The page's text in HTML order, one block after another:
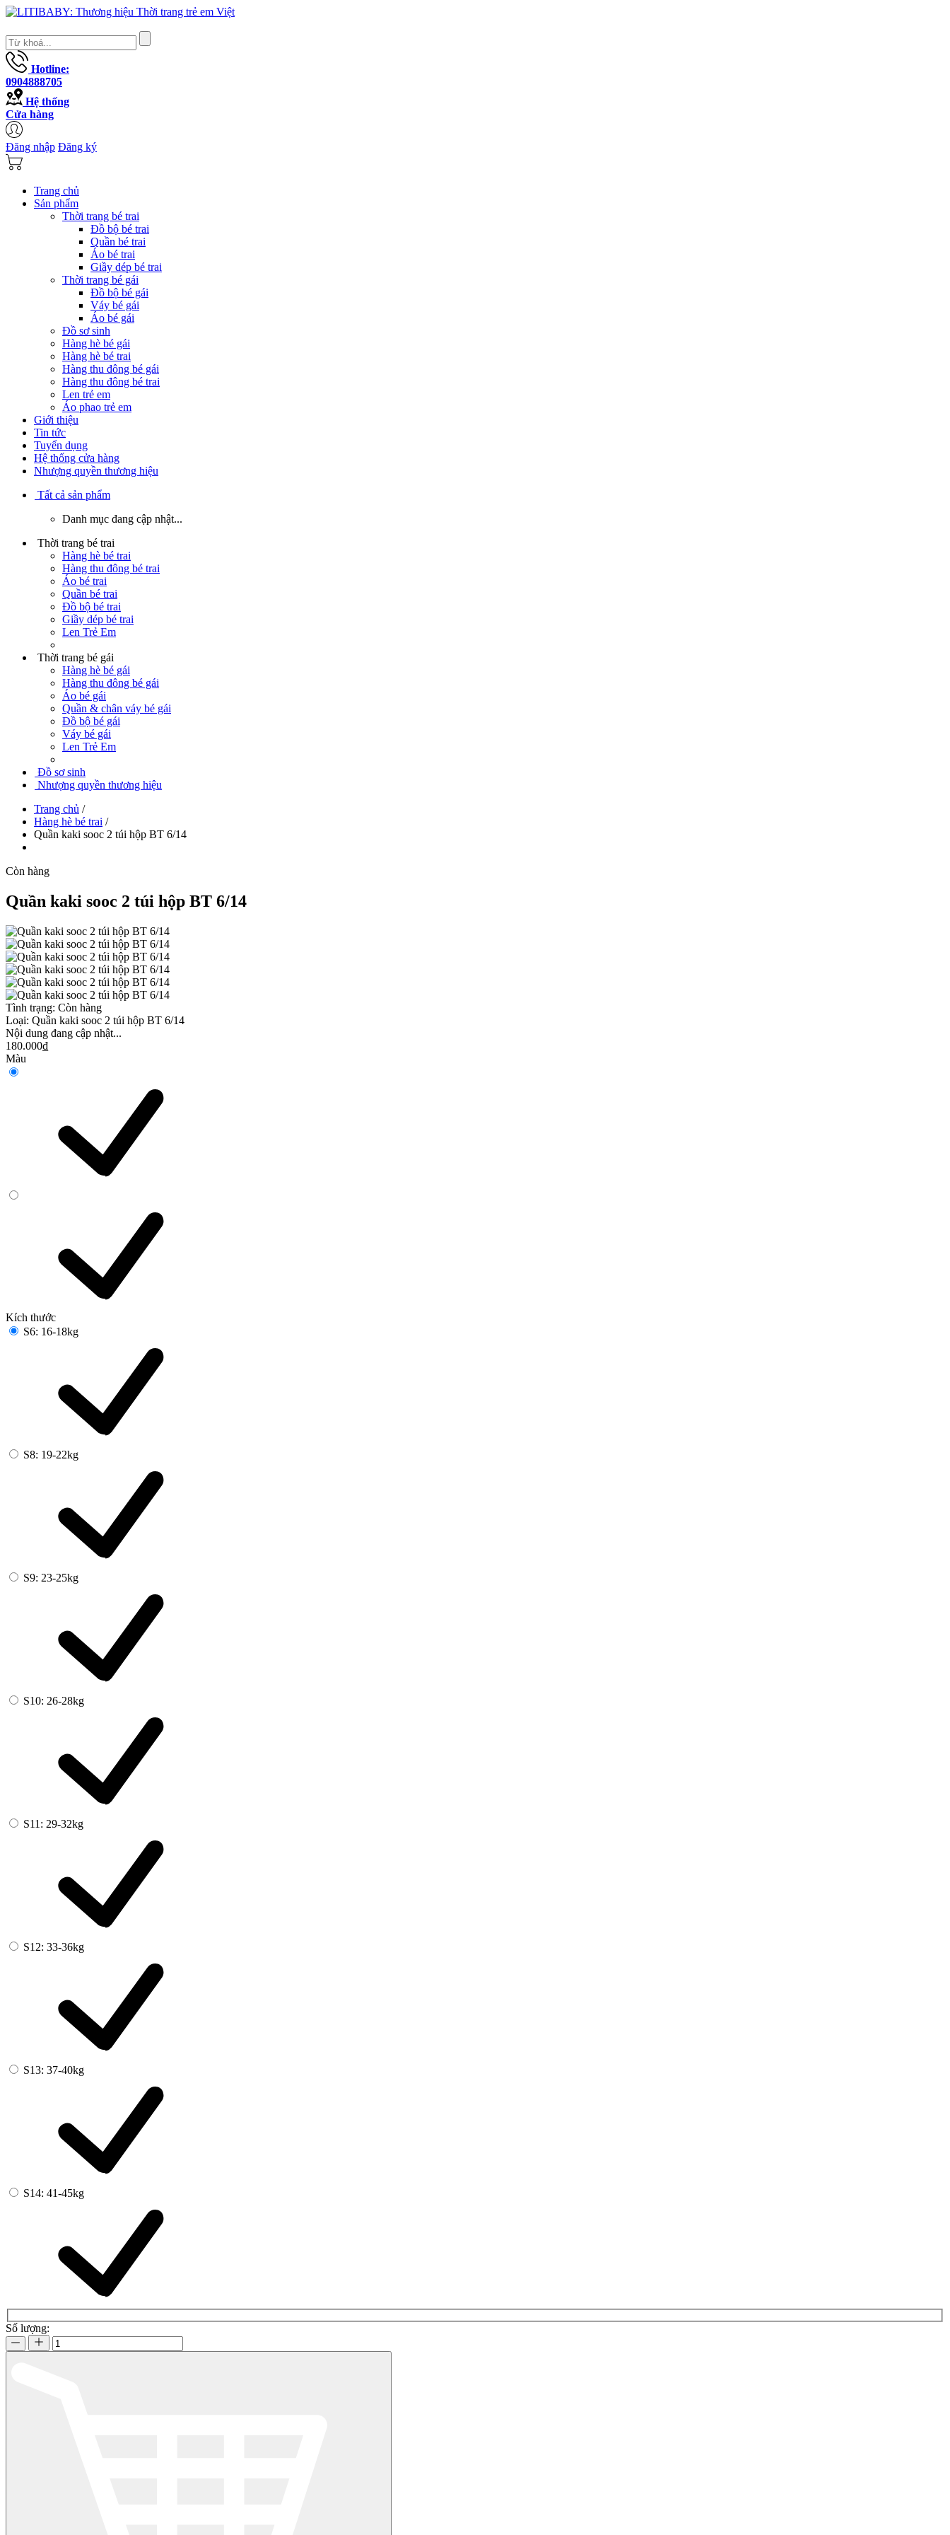
Hotline:
0904888705
Hệ thống
Cửa hàng
Đăng nhập Đăng ký
Trang chủ
Sản phẩm
Thời trang bé trai
Đồ bộ bé trai
Quần bé trai
Áo bé trai
Giầy dép bé trai
Thời trang bé gái
Đồ bộ bé gái
Váy bé gái
Áo bé gái
Đồ sơ sinh
Hàng hè bé gái
Hàng hè bé trai
Hàng thu đông bé gái
Hàng thu đông bé trai
Len trẻ em
Áo phao trẻ em
Giới thiệu
Tin tức
Tuyển dụng
Hệ thống cửa hàng
Nhượng quyền thương hiệu
Tất cả sản phẩm
Danh mục đang cập nhật...
Thời trang bé trai
Hàng hè bé trai
Hàng thu đông bé trai
Áo bé trai
Quần bé trai
Đồ bộ bé trai
Giầy dép bé trai
Len Trẻ Em
Thời trang bé gái
Hàng hè bé gái
Hàng thu đông bé gái
Áo bé gái
Quần & chân váy bé gái
Đồ bộ bé gái
Váy bé gái
Len Trẻ Em
Đồ sơ sinh
Nhượng quyền thương hiệu
Trang chủ /
Hàng hè bé trai /
Quần kaki sooc 2 túi hộp BT 6/14
Còn hàng
Quần kaki sooc 2 túi hộp BT 6/14
Tình trạng: Còn hàng
Loại: Quần kaki sooc 2 túi hộp BT 6/14
Nội dung đang cập nhật...
180.000₫
Màu
Kích thước
S6: 16-18kg
S8: 19-22kg
S9: 23-25kg
S10: 26-28kg
S11: 29-32kg
S12: 33-36kg
S13: 37-40kg
S14: 41-45kg
Số lượng: